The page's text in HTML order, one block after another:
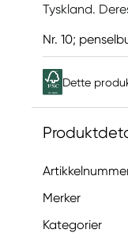
Tyskland.
Nr. 10;
Dette
Merker
Kategorier